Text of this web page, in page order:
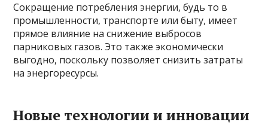
Сокращение потребления энергии, будь то в
промышленности, транспорте или быту, имеет
прямое влияние на снижение выбросов
парниковых газов. Это также экономически
выгодно, поскольку позволяет снизить затраты
на энергоресурсы.
Новые технологии и инновации